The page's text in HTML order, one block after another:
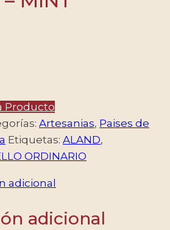
Producto
Artesanias, Paises de
Etiquetas: ALAND,
ORDINARIO
adicional
adicional